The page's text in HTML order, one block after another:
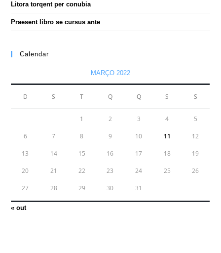
Litora torqent per conubia
Praesent libro se cursus ante
Calendar
MARÇO 2022
D S T Q Q S S
1 2 3 4 5
6 7 8 9 10 11 12
13 14 15 16 17 18 19
20 21 22 23 24 25 26
27 28 29 30 31
« out